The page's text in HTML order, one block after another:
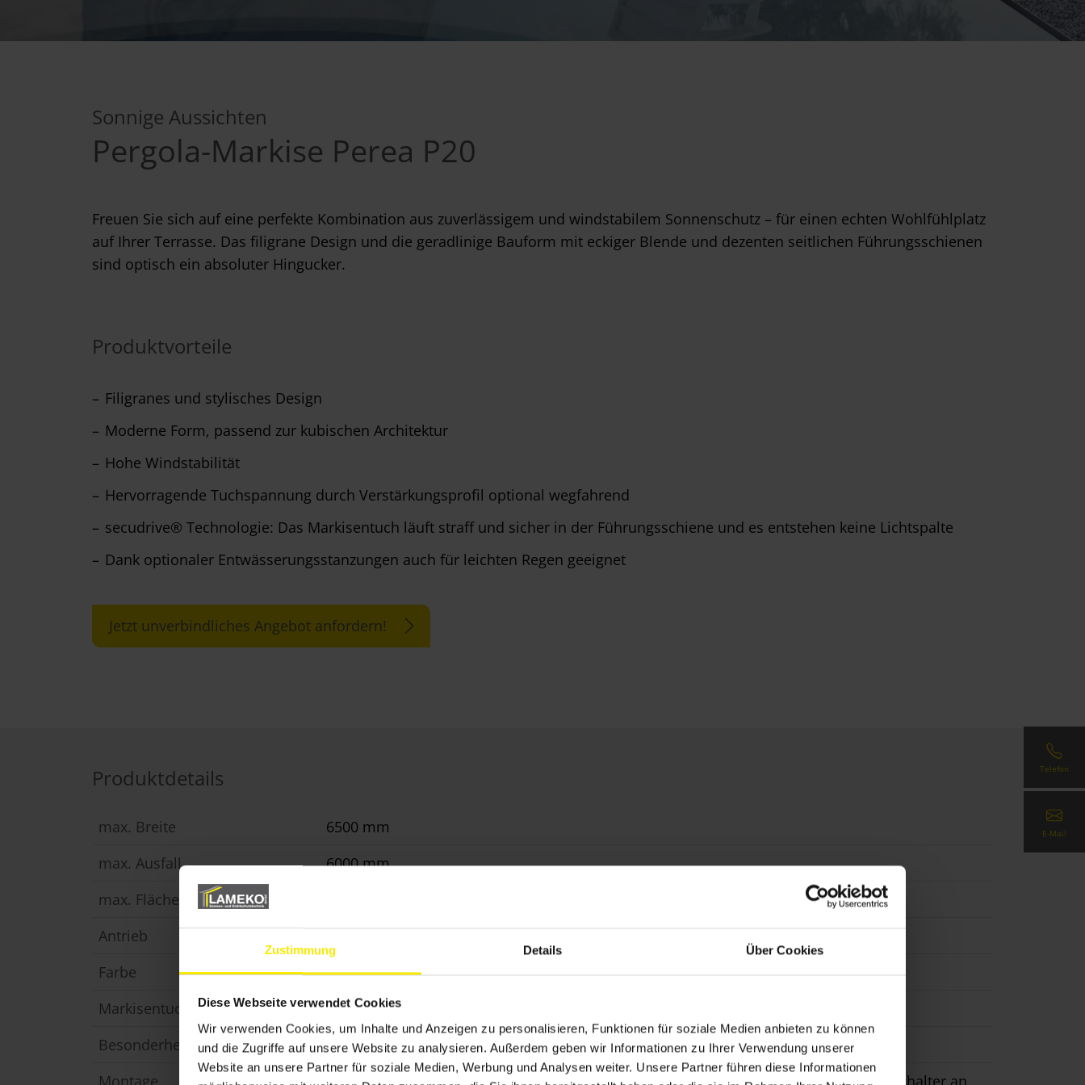
Zustimmung Details Über Cookies
Diese Webseite verwendet Cookies
Wir verwenden Cookies, um Inhalte und Anzeigen zu personalisieren, Funktionen für soziale Medien anbieten zu können
und die Zugriffe auf unsere Website zu analysieren. Außerdem geben wir Informationen zu Ihrer Verwendung unserer
Website an unsere Partner für soziale Medien, Werbung und Analysen weiter. Unsere Partner führen diese Informationen
Sonnige Aussichten
Pergola-Markise Perea P20
Freuen Sie sich auf eine perfekte Kombination aus zuverlässigem und windstabilem Sonnenschutz – für einen echten Wohlfühlplatz
auf Ihrer Terrasse. Das filigrane Design und die geradlinige Bauform mit eckiger Blende und dezenten seitlichen Führungsschienen
sind optisch ein absoluter Hingucker.
Produktvorteile
Filigranes und stylisches Design
Moderne Form, passend zur kubischen Architektur
Hohe Windstabilität
Hervorragende Tuchspannung durch Verstärkungsprofil optional wegfahrend
secudrive® Technologie: Das Markisentuch läuft straff und sicher in der Führungsschiene und es entstehen keine Lichtspalte
Dank optionaler Entwässerungsstanzungen auch für leichten Regen geeignet
Jetzt unverbindliches Angebot anfordern!
Produktdetails
max. Breite
6500 mm
max. Ausfall
6000 mm
max. Fläche
Antrieb
Farbe
Pulverbeschichtet gem. WAREMA Farbwelt
Markisentuch
Acryl All Weather, Acryl Standard, Screen, Soltis 92, Starlight Blue, Twilight Pearl
Besonderheit
gerade Führungsschienen
Montage
Beschwerungsplatten, Dachsparrenmontage, Deckenmontage, Montage über Pfostenhalter an
Telefon
E-Mail